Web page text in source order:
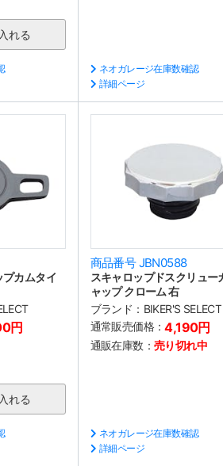
ネオガレージ在庫数確認
詳細ページ
カムタイ
円
商品番号 JBN0588
スキャロップドスクリュー
ャップ クローム 右
ブランド： BIKER'S SELECT
通常販売価格：4,190円
通販在庫数： 売り切れ中
ネオガレージ在庫数確認
詳細ページ